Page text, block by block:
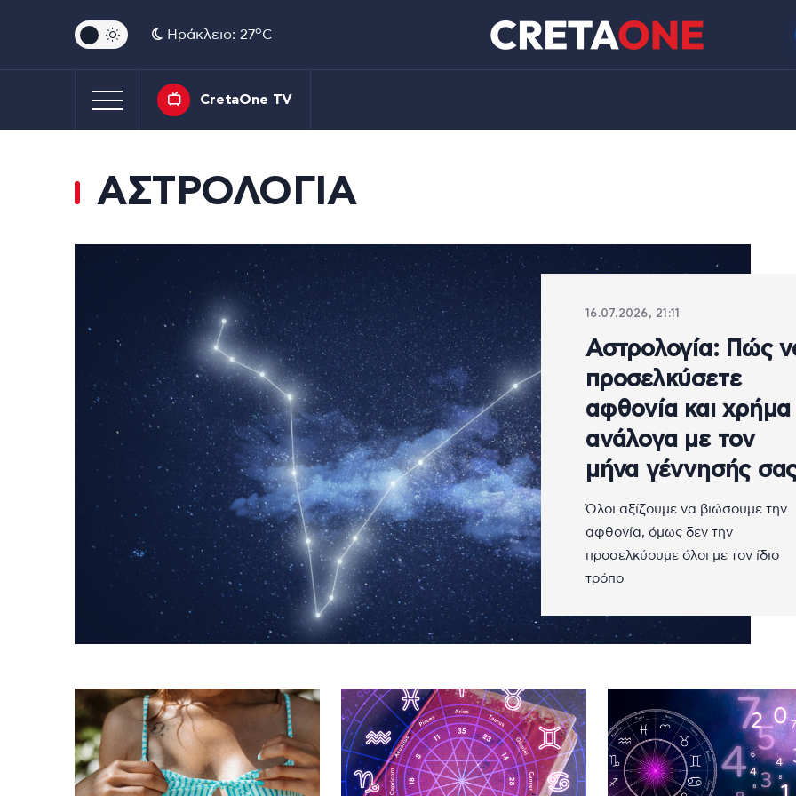
Ηράκλειο: 27oC
CretaOne TV
ΑΣΤΡΟΛΟΓΙΑ
16.07.2026, 21:11
Αστρολογία: Πώς
προσελκύσετε
αφθονία και χρήμα
ανάλογα με τον
μήνα γέννησής
Όλοι αξίζουμε να βιώσουμε την
αφθονία, όμως δεν την
προσελκύουμε όλοι με τον ίδιο
τρόπο